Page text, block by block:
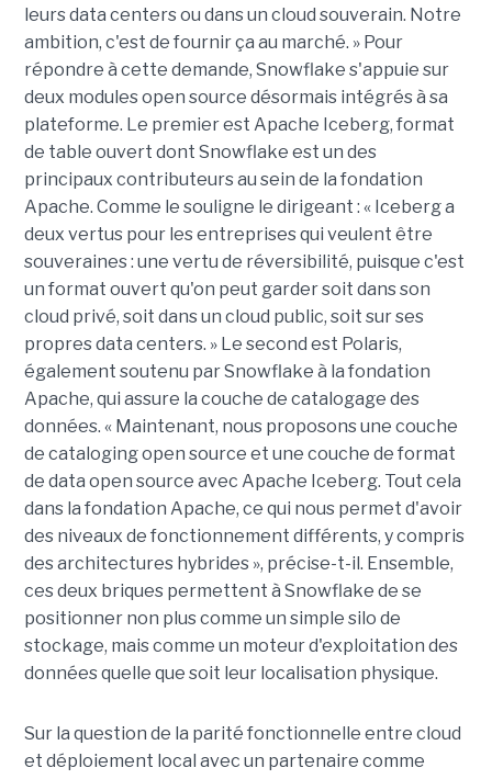
leurs data centers ou dans un cloud souverain. Notre
ambition, c'est de fournir ça au marché. » Pour
répondre à cette demande, Snowflake s'appuie sur
deux modules open source désormais intégrés à sa
plateforme. Le premier est Apache Iceberg, format
de table ouvert dont Snowflake est un des
principaux contributeurs au sein de la fondation
Apache. Comme le souligne le dirigeant : « Iceberg a
deux vertus pour les entreprises qui veulent être
souveraines : une vertu de réversibilité, puisque c'est
un format ouvert qu'on peut garder soit dans son
cloud privé, soit dans un cloud public, soit sur ses
propres data centers. » Le second est Polaris,
également soutenu par Snowflake à la fondation
Apache, qui assure la couche de catalogage des
données. « Maintenant, nous proposons une couche
de cataloging open source et une couche de format
de data open source avec Apache Iceberg. Tout cela
dans la fondation Apache, ce qui nous permet d'avoir
des niveaux de fonctionnement différents, y compris
des architectures hybrides », précise-t-il. Ensemble,
ces deux briques permettent à Snowflake de se
positionner non plus comme un simple silo de
stockage, mais comme un moteur d'exploitation des
données quelle que soit leur localisation physique.
Sur la question de la parité fonctionnelle entre cloud
et déploiement local avec un partenaire comme